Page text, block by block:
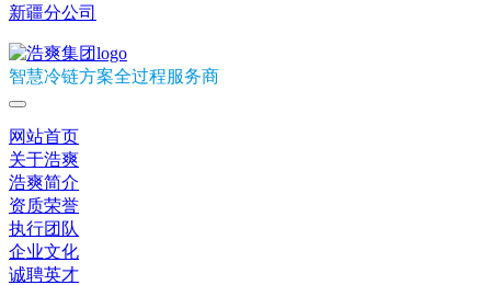
新疆分公司
智慧冷链方案全过程服务商
网站首页
关于浩爽
浩爽简介
资质荣誉
执行团队
企业文化
诚聘英才